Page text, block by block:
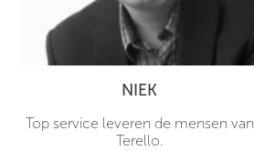
NIEK
Top service leveren de mensen van
Terello.